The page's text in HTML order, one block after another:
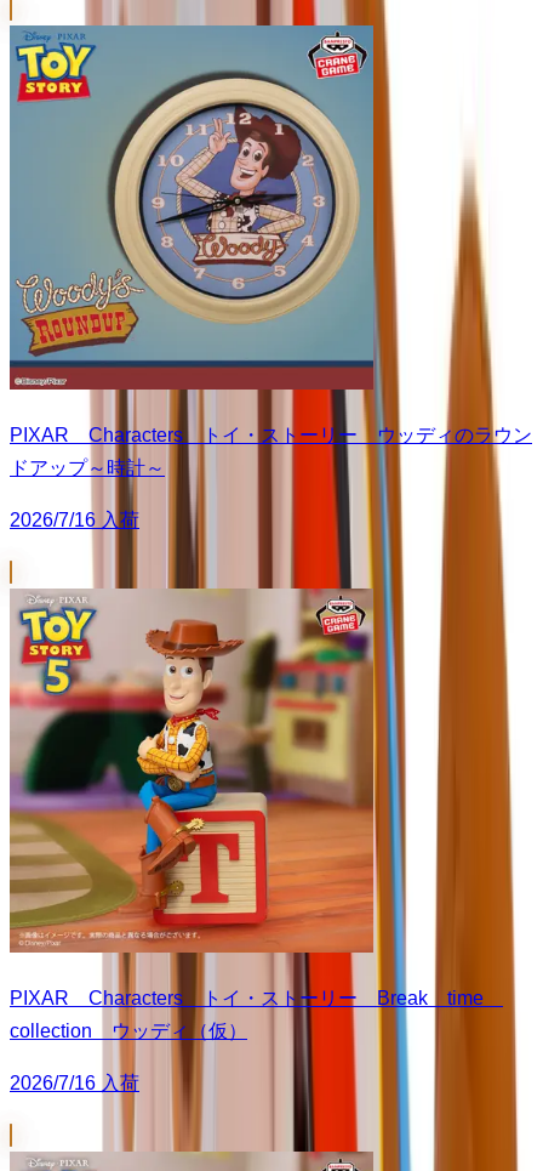
PIXAR Characters トイ・ストーリー ウッディのラウン
ドアップ～時計～
2026/7/16 入荷
PIXAR Characters トイ・ストーリー Break time
collection ウッディ（仮）
2026/7/16 入荷